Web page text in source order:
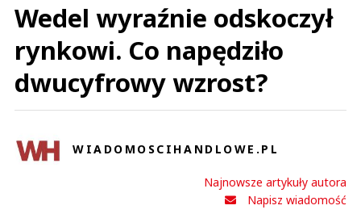
Wedel wyraźnie odskoczył
rynkowi. Co napędziło
dwucyfrowy wzrost?
WIADOMOSCIHANDLOWE.PL
Najnowsze artykuły autora
Napisz wiadomość